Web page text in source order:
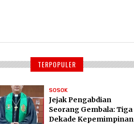
TERPOPULER
SOSOK
Jejak Pengabdian
Seorang Gembala: Tiga
Dekade Kepemimpinan